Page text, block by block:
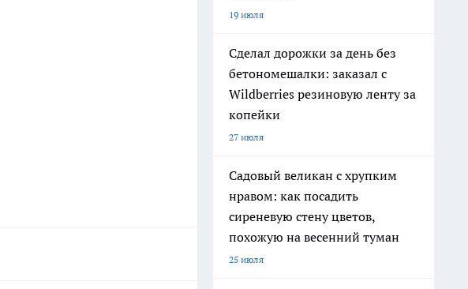
19 июля
Сделал дорожки за день без
бетономешалки: заказал с
Wildberries резиновую ленту за
копейки
27 июля
Садовый великан с хрупким
нравом: как посадить
сиреневую стену цветов,
похожую на весенний туман
25 июля